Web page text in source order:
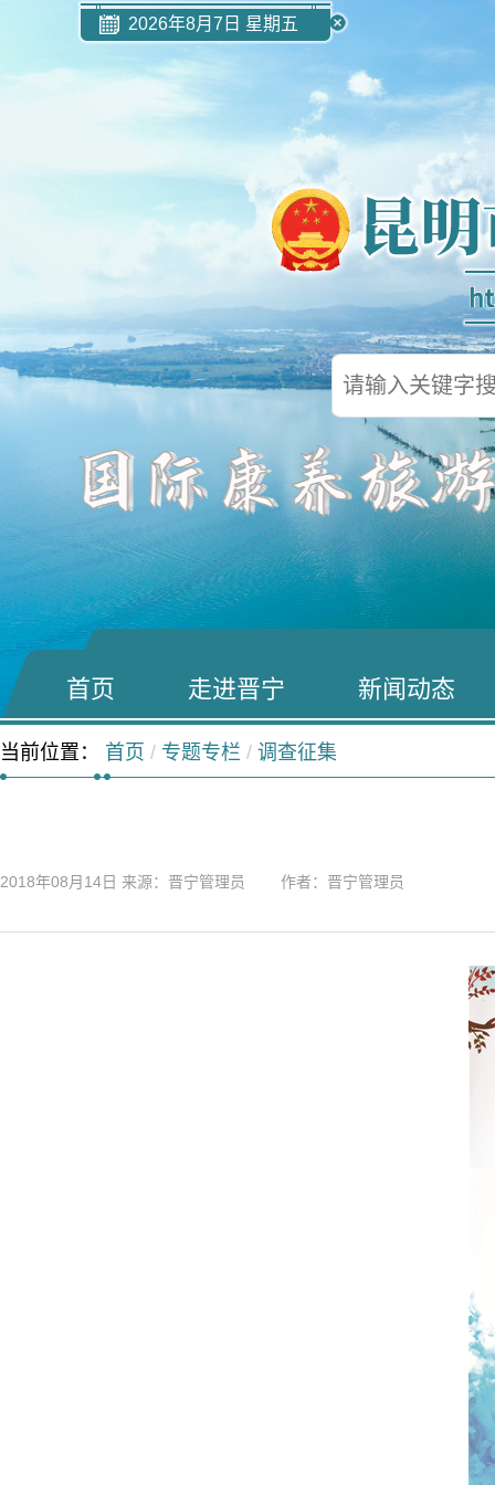
2026年8月7日 星期五
首页 走进晋宁 新闻动态
当前位置： 首页 / 专题专栏 / 调查征集
2018年08月14日 来源：晋宁管理员 作者：晋宁管理员